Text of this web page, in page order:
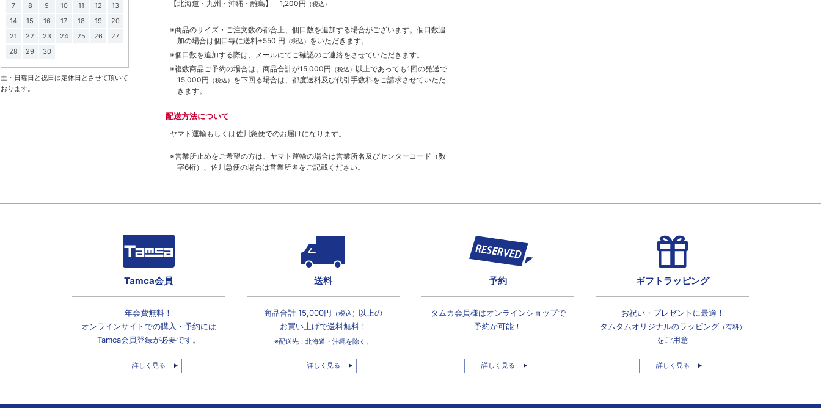
【北海道・九州・沖縄・離島】 1,200円 （税込）
※商品のサイズ・ご注文数の都合上、個口数を追加する場合がございます。個口数追
加の場合は個口毎に送料+550 円 （税込） をいただきます。
※個口数を追加する際は、メールにてご確認のご連絡をさせていただきます。
※複数商品ご予約の場合は、商品合計が15,000円 （税込） 以上であっても1回の発送で
15,000円 （税込） を下回る場合は、都度送料及び代引手数料をご請求させていただ
きます。
配送方法について
ヤマト運輸もしくは佐川急便でのお届けになります。
※営業所止めをご希望の方は、ヤマト運輸の場合は営業所名及びセンターコード（数
字6桁）、佐川急便の場合は営業所名をご記載ください。
7
8 9 10 11 12
13
14
15 16 17 18 19
20
21
22 23 24 25 26
27
28
29 30
土・日曜日と祝日は定休日とさせて頂いて
おります。
Tamca会員
年会費無料！
オンラインサイトでの購入・予約には
Tamca会員登録が必要です。
詳しく見る
送料
商品合計 15,000円 （税込） 以上の
お買い上げで送料無料！
※配送先：北海道・沖縄を除く。
詳しく見る
予約
タムカ会員様はオンラインショップで
予約が可能！
詳しく見る
ギフトラッピング
お祝い・プレゼントに最適！
タムタムオリジナルのラッピング（有料）
をご用意
詳しく見る